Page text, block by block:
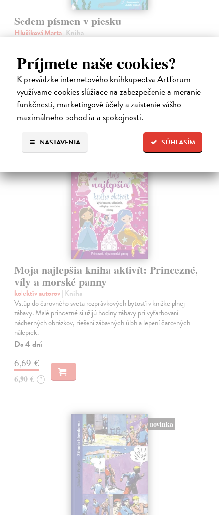
Príjmete naše cookies?
K prevádzke internetového kníhkupectva Artforum
využívame cookies slúžiace na zabezpečenie a meranie
funkčnosti, marketingové účely a zaistenie vášho
maximálneho pohodlia a spokojnosti.
SÚHLASÍM
NASTAVENIA
Sedem písmen v piesku
Hlušíková Marta| Kniha
usušenú jaštericu, zaujmú ich Uwe a Hans, ktorí sú takmer celé dni
zahrabaní…
Na sklade
14,20 €
14,95 € ?
Moja najlepšia kniha aktivít: Princezné,
víly a morské panny
kolektív autorov| Kniha
Vstúp do čarovného sveta rozprávkových bytostí v knižke plnej
zábavy. Malé princezné si užijú hodiny zábavy pri vyfarbovaní
nádherných obrázkov, riešení zábavných úloh a lepení čarovných
nálepiek.
Do 4 dní
6,69 €
6,90 € ?
novinka